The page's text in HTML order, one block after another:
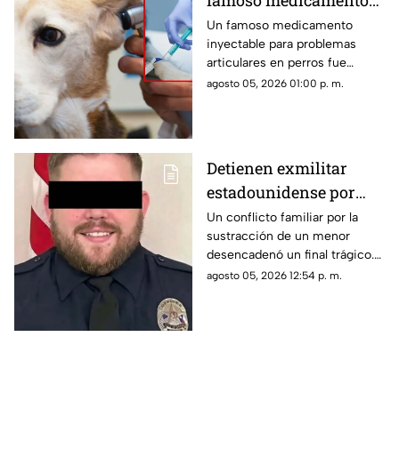
para perros por estar
contaminado con
VIDRIOS
Un famoso medicamento
inyectable para problemas
articulares en perros fue
retirado del mercado tras
agosto 05, 2026 01:00 p. m.
Detienen exmilitar
estadounidense por
presunto asesinato de
sus exsuegros y
excuñada en Coahuila
Un conflicto familiar por la
sustracción de un menor
desencadenó un final trágico.
El presunto agresor asesinó a
agosto 05, 2026 12:54 p. m.